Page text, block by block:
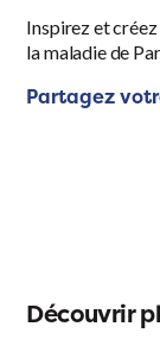
Inspirez et
la maladie de
Partagez
Découvrir